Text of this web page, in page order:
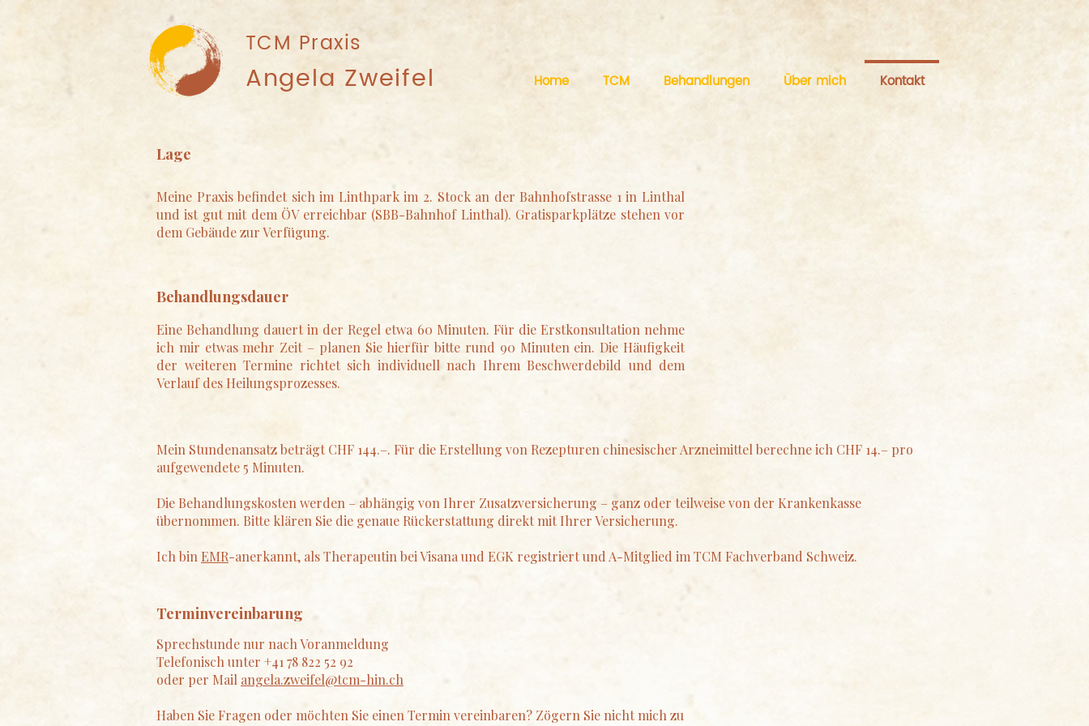
TCM Praxis
Angela Zweifel Home TCM Behandlungen Über mich Kontakt
Lage
Meine Praxis befindet sich im Linthpark im 2. Stock an der Bahnhofstrasse 1 in Linthal
und ist gut mit dem ÖV erreichbar (SBB-Bahnhof Linthal). Gratisparkplätze stehen vor
dem Gebäude zur Verfügung.
Behandlungsdauer
Eine Behandlung dauert in der Regel etwa 60 Minuten. Für die Erstkonsultation nehme
ich mir etwas mehr Zeit – planen Sie hierfür bitte rund 90 Minuten ein. Die Häufigkeit
der weiteren Termine richtet sich individuell nach Ihrem Beschwerdebild und dem
Verlauf des Heilungsprozesses.
Mein Stundenansatz beträgt CHF 144.–. Für die Erstellung von Rezepturen chinesischer Arzneimittel berechne ich CHF 14.– pro
aufgewendete 5 Minuten.
Die Behandlungskosten werden – abhängig von Ihrer Zusatzversicherung – ganz oder teilweise von der Krankenkasse
übernommen. Bitte klären Sie die genaue Rückerstattung direkt mit Ihrer Versicherung.
Ich bin EMR-anerkannt, als Therapeutin bei Visana und EGK registriert und A-Mitglied im TCM Fachverband Schweiz.
Terminvereinbarung
Sprechstunde nur nach Voranmeldung
Telefonisch unter +41 78 822 52 92
oder per Mail angela.zweifel@tcm-hin.ch
Haben Sie Fragen oder möchten Sie einen Termin vereinbaren? Zögern Sie nicht mich zu